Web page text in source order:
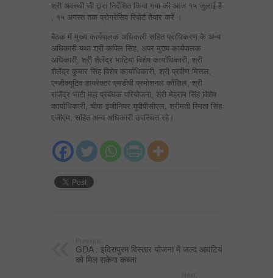
श्री अवस्थी जी द्वारा निर्देशित किया गया की आज १५ जुलाई है
, १५ अगस्त तक प्रोग्रेसिव रिपोर्ट तैयार करें ।
बैठक में मुख्य कार्यपालक अधिकारी सहित प्राधिकरण के अन्य
अधिकारी यथा श्री कपिल सिंह, अपर मुख्य कार्यपालक
अधिकारी, श्री शैलेंद्र भाटिया विशेष कार्याधिकारी, श्री
शैलेंद्र कुमार सिंह विशेष कार्याधिकारी, श्री प्रवीण मित्तल,
एग्जीक्यूटिव डायरेक्टर एमडीपी प्रमोशनल कौंसिल, श्री
राजेंद्र भाटी महा प्रबंधक परियोजना, श्री मेहराम सिंह विशेष
कार्याधिकारी, चीफ इंजीनियर यूपीपीसीएल, श्रीमती स्मिता सिंह
एजीएम, सहित अन्य अधिकारी उपस्थित रहे।
GDA : इंदिरापुरम विस्तार योजना में जल्द आवंटियों
को मिल सकेगा कब्जा